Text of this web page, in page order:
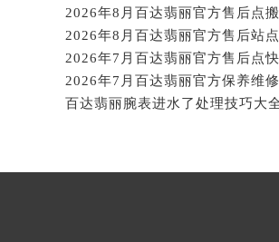
辽宁省沈阳市沈
辽宁省沈阳市沈
北京市朝阳区建
北京市东城区东
河北省保定市竞
内蒙古自治区
2026年8月百达翡丽官方售后点
百达翡丽腕表进水了处理技巧大